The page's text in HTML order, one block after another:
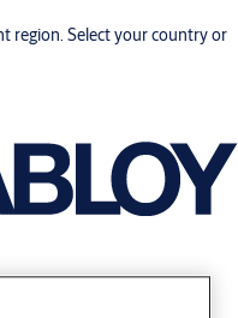
region. Select your country or